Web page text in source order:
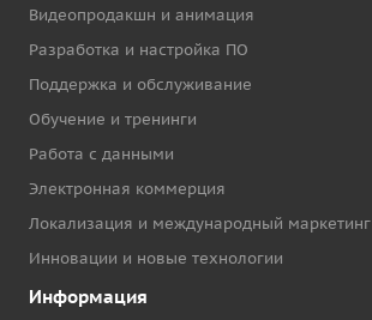
Видеопродакшн и анимация
Разработка и настройка ПО
Поддержка и обслуживание
Обучение и тренинги
Работа с данными
Электронная коммерция
Локализация и международный маркетинг
Инновации и новые технологии
Информация